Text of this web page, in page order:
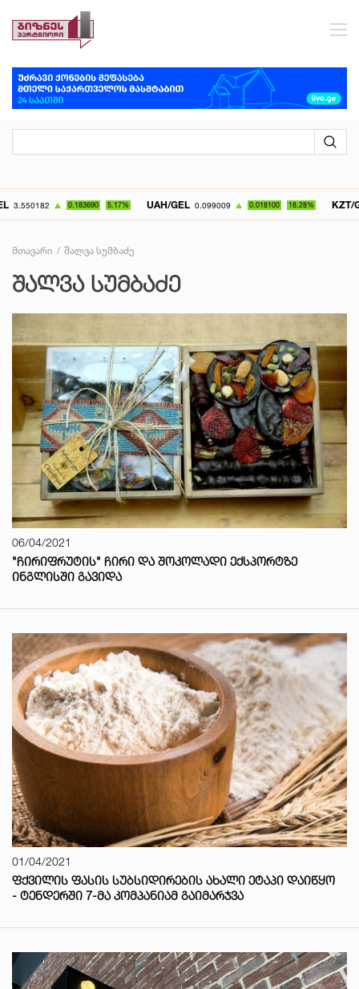
5.17% UAH/GEL 0.099009 0.018100 18.28% KZT/GEL 0.007072
მთავარი შალვა სუმბაძე
ᲨᲐᲚᲕᲐ ᲡᲣᲛᲑᲐᲫᲔ
06/04/2021
"ᲩᲘᲠᲘᲤᲠᲣᲢᲘᲡ" ᲩᲘᲠᲘ ᲓᲐ ᲨᲝᲙᲝᲚᲐᲓᲘ ᲔᲥᲡᲞᲝᲠᲢᲖᲔ
ᲘᲜᲒᲚᲘᲡᲨᲘ ᲒᲐᲕᲘᲓᲐ
01/04/2021
ᲤᲥᲕᲘᲚᲘᲡ ᲤᲐᲡᲘᲡ ᲡᲣᲑᲡᲘᲓᲘᲠᲔᲑᲘᲡ ᲐᲮᲐᲚᲘ ᲔᲢᲐᲞᲘ ᲓᲐᲘᲬᲧᲝ
- ᲢᲔᲜᲓᲔᲠᲨᲘ 7-ᲛᲐ ᲙᲝᲛᲞᲐᲜᲘᲐᲛ ᲒᲐᲘᲛᲐᲠᲯᲕᲐ